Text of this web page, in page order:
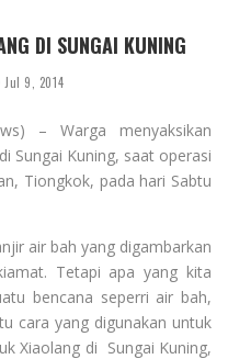
DI SUNGAI KUNING
Jul 9, 2014
– Warga menyaksikan
Sungai Kuning, saat operasi
Tiongkok, pada hari Sabtu
air bah yang digambarkan
Tetapi apa yang kita
bencana seperri air bah,
cara yang digunakan untuk
Xiaolang di Sungai Kuning,